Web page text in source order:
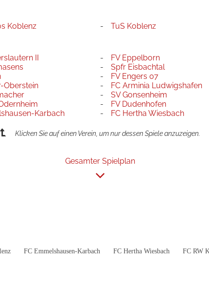
Koblenz TuS Koblenz
II FV Eppelborn
Spfr Eisbachtal
FV Engers 07
Oberstein
FC Arminia Ludwigshafen
SV Gonsenheim
FV Dudenhofen
Karbach
FC Hertha Wiesbach
Klicken Sie auf einen Verein, um nur dessen Spiele anzuzeigen.
Gesamter Spielplan
FC Emmelshausen-Karbach FC Hertha Wiesbach FC RW